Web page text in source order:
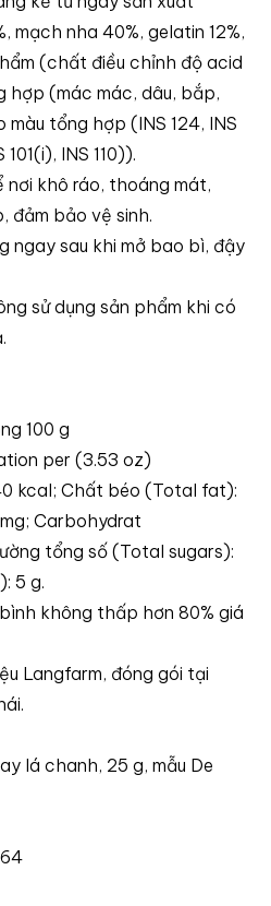
mạch nha 40%, gelatin 12%,
(chất điều chỉnh độ acid
hợp (mác mác, dâu, bắp,
tổng hợp (INS 124, INS
101(i), INS 110)).
nơi khô ráo, thoáng mát,
đảm bảo vệ sinh.
ngay sau khi mở bao bì, đậy
sử dụng sản phẩm khi có
100 g
per (3.53 oz)
kcal; Chất béo (Total fat):
Carbohydrat
tổng số (Total sugars):
5 g.
không thấp hơn 80% giá
Langfarm, đóng gói tại
lá chanh, 25 g, mẫu De